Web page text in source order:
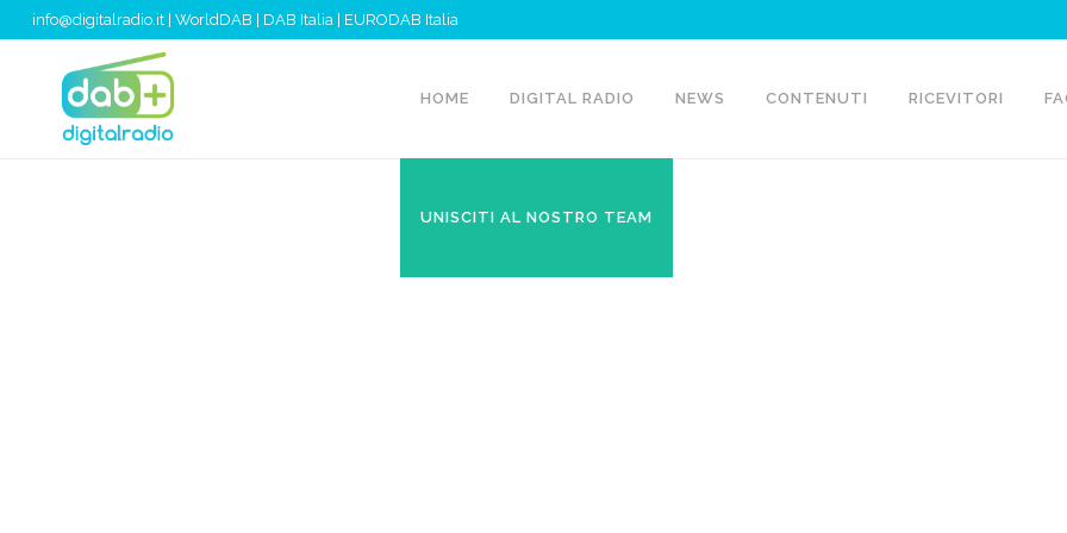
info@digitalradio.it WorldDAB DAB Italia EURODAB Italia
HOME DIGITAL RADIO NEWS CONTENUTI RICEVITORI
UNISCITI AL NOSTRO TEAM